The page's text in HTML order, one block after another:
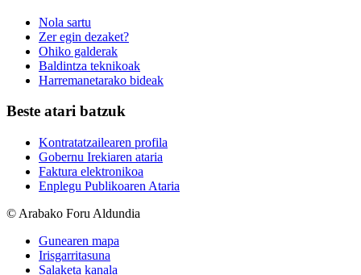
Nola sartu
Zer egin dezaket?
Ohiko galderak
Baldintza teknikoak
Harremanetarako bideak
Beste atari batzuk
Kontratatzailearen profila
Gobernu Irekiaren ataria
Faktura elektronikoa
Enplegu Publikoaren Ataria
© Arabako Foru Aldundia
Gunearen mapa
Irisgarritasuna
Salaketa kanala